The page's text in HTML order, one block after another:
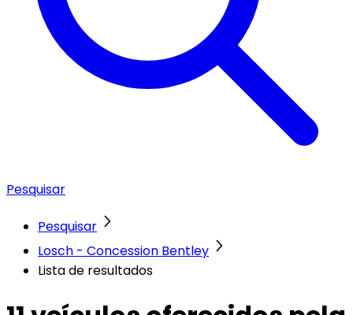
Pesquisar
Pesquisar
Losch - Concession Bentley
Lista de resultados